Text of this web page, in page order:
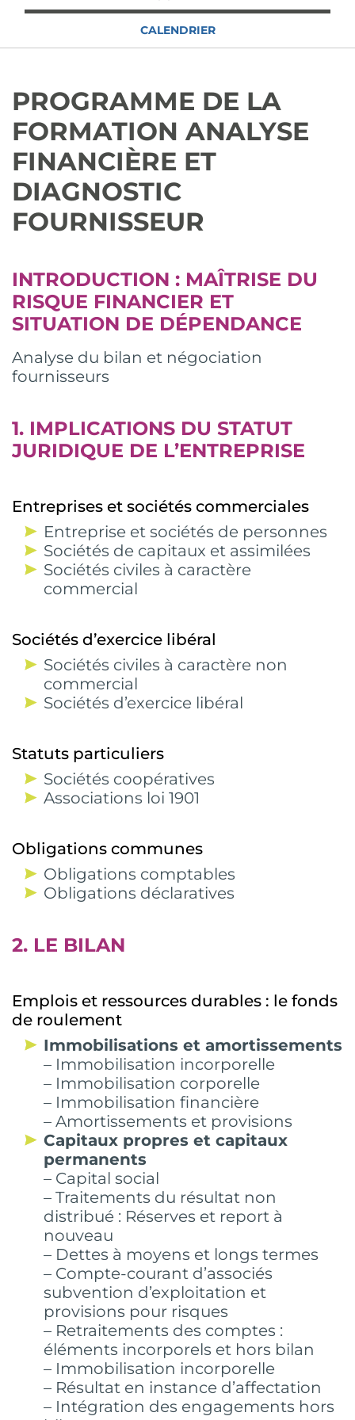
CALENDRIER
PROGRAMME DE LA
FORMATION ANALYSE
FINANCIÈRE ET
DIAGNOSTIC
FOURNISSEUR
INTRODUCTION : MAÎTRISE DU
RISQUE FINANCIER ET
SITUATION DE DÉPENDANCE
Analyse du bilan et négociation
fournisseurs
1. IMPLICATIONS DU STATUT
JURIDIQUE DE L’ENTREPRISE
Entreprises et sociétés commerciales
Entreprise et sociétés de personnes
Sociétés de capitaux et assimilées
Sociétés civiles à caractère
commercial
Sociétés d’exercice libéral
Sociétés civiles à caractère non
commercial
Sociétés d’exercice libéral
Statuts particuliers
Sociétés coopératives
Associations loi 1901
Obligations communes
Obligations comptables
Obligations déclaratives
2. LE BILAN
Emplois et ressources durables : le fonds
de roulement
Immobilisations et amortissements
– Immobilisation incorporelle
– Immobilisation corporelle
– Immobilisation financière
– Amortissements et provisions
Capitaux propres et capitaux
permanents
– Capital social
– Traitements du résultat non
distribué : Réserves et report à
nouveau
– Dettes à moyens et longs termes
– Compte-courant d’associés
subvention d’exploitation et
provisions pour risques
– Retraitements des comptes :
éléments incorporels et hors bilan
– Immobilisation incorporelle
– Résultat en instance d’affectation
– Intégration des engagements hors